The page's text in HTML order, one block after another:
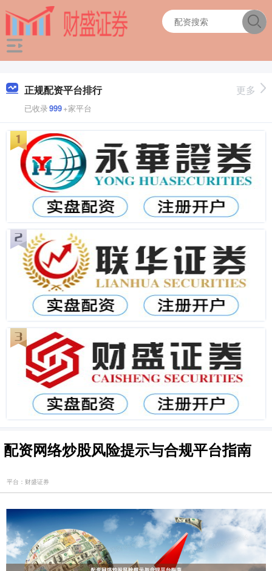
正规配资平台排行
已收录999+家平台
更多
配资网络炒股风险提示与合规平台指南
平台：财盛证券